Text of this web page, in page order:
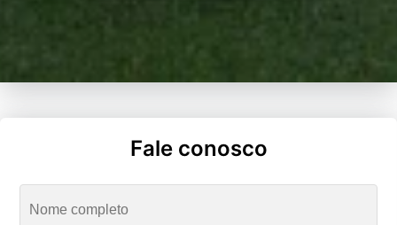
Fale conosco